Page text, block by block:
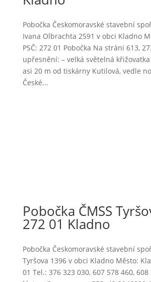
Pobočka Českomoravské stavební
Ivana Olbrachta 2591 v obci Kladno
PSČ: 272 01 Pobočka Na stráni 613,
upřesnění: – velká světelná
asi 20 m od tiskárny Kutilová, vedle
České...
Pobočka ČMSS
272 01 Kladno
Pobočka Českomoravské stavební
Tyršova 1396 v obci Kladno Město:
01 Tel.: 376 323 030, 607 578 460,